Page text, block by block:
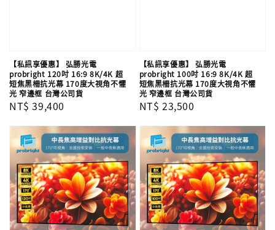
【私訊享優惠】 弘勝光電
probright 120吋 16:9 8K/4K 超
短焦黑柵抗光幕 170度大視角不懼
光 窄邊框 台灣公司貨
Regular
NT$ 39,400
【私訊享優惠】 弘勝光電
probright 100吋 16:9 8K/4K 超
短焦黑柵抗光幕 170度大視角不懼
光 窄邊框 台灣公司貨
Regular
NT$ 23,500